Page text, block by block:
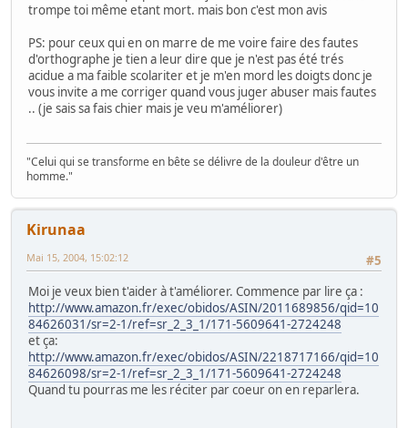
trompe toi même etant mort. mais bon c'est mon avis
PS: pour ceux qui en on marre de me voire faire des fautes
d'orthographe je tien a leur dire que je n'est pas été trés
acidue a ma faible scolariter et je m'en mord les doigts donc je
vous invite a me corriger quand vous juger abuser mais fautes
.. (je sais sa fais chier mais je veu m'améliorer)
"Celui qui se transforme en bête se délivre de la douleur d'être un
homme."
Kirunaa
#5
Mai 15, 2004, 15:02:12
Moi je veux bien t'aider à t'améliorer. Commence par lire ça :
http://www.amazon.fr/exec/obidos/ASIN/2011689856/qid=10
84626031/sr=2-1/ref=sr_2_3_1/171-5609641-2724248
et ça:
http://www.amazon.fr/exec/obidos/ASIN/2218717166/qid=10
84626098/sr=2-1/ref=sr_2_3_1/171-5609641-2724248
Quand tu pourras me les réciter par coeur on en reparlera.